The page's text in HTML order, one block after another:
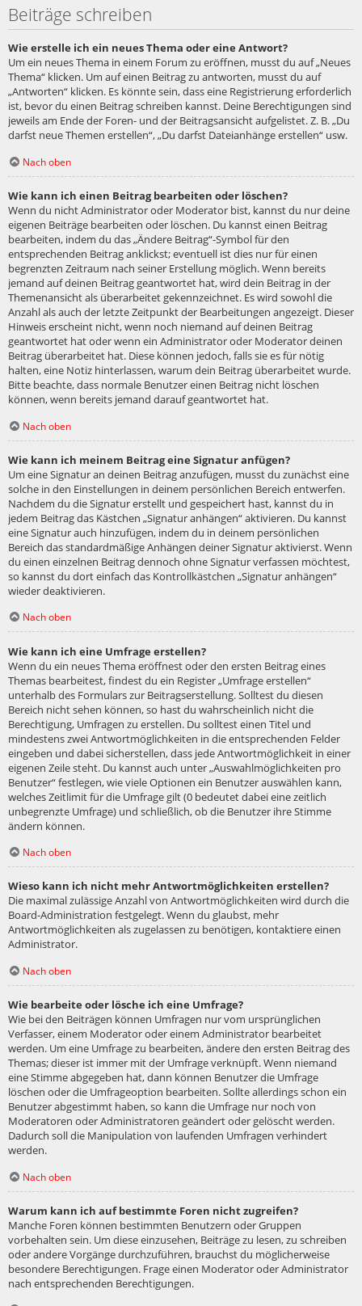
Beiträge schreiben
Wie erstelle ich ein neues Thema oder eine Antwort?
Um ein neues Thema in einem Forum zu eröffnen, musst du auf „Neues
Thema“ klicken. Um auf einen Beitrag zu antworten, musst du auf
„Antworten“ klicken. Es könnte sein, dass eine Registrierung erforderlich
ist, bevor du einen Beitrag schreiben kannst. Deine Berechtigungen sind
jeweils am Ende der Foren- und der Beitragsansicht aufgelistet. Z. B. „Du
darfst neue Themen erstellen“, „Du darfst Dateianhänge erstellen“ usw.
Nach oben
Wie kann ich einen Beitrag bearbeiten oder löschen?
Wenn du nicht Administrator oder Moderator bist, kannst du nur deine
eigenen Beiträge bearbeiten oder löschen. Du kannst einen Beitrag
bearbeiten, indem du das „Ändere Beitrag“-Symbol für den
entsprechenden Beitrag anklickst; eventuell ist dies nur für einen
begrenzten Zeitraum nach seiner Erstellung möglich. Wenn bereits
jemand auf deinen Beitrag geantwortet hat, wird dein Beitrag in der
Themenansicht als überarbeitet gekennzeichnet. Es wird sowohl die
Anzahl als auch der letzte Zeitpunkt der Bearbeitungen angezeigt. Dieser
Hinweis erscheint nicht, wenn noch niemand auf deinen Beitrag
geantwortet hat oder wenn ein Administrator oder Moderator deinen
Beitrag überarbeitet hat. Diese können jedoch, falls sie es für nötig
halten, eine Notiz hinterlassen, warum dein Beitrag überarbeitet wurde.
Bitte beachte, dass normale Benutzer einen Beitrag nicht löschen
können, wenn bereits jemand darauf geantwortet hat.
Nach oben
Wie kann ich meinem Beitrag eine Signatur anfügen?
Um eine Signatur an deinen Beitrag anzufügen, musst du zunächst eine
solche in den Einstellungen in deinem persönlichen Bereich entwerfen.
Nachdem du die Signatur erstellt und gespeichert hast, kannst du in
jedem Beitrag das Kästchen „Signatur anhängen“ aktivieren. Du kannst
eine Signatur auch hinzufügen, indem du in deinem persönlichen
Bereich das standardmäßige Anhängen deiner Signatur aktivierst. Wenn
du einen einzelnen Beitrag dennoch ohne Signatur verfassen möchtest,
so kannst du dort einfach das Kontrollkästchen „Signatur anhängen“
wieder deaktivieren.
Nach oben
Wie kann ich eine Umfrage erstellen?
Wenn du ein neues Thema eröffnest oder den ersten Beitrag eines
Themas bearbeitest, findest du ein Register „Umfrage erstellen“
unterhalb des Formulars zur Beitragserstellung. Solltest du diesen
Bereich nicht sehen können, so hast du wahrscheinlich nicht die
Berechtigung, Umfragen zu erstellen. Du solltest einen Titel und
mindestens zwei Antwortmöglichkeiten in die entsprechenden Felder
eingeben und dabei sicherstellen, dass jede Antwortmöglichkeit in einer
eigenen Zeile steht. Du kannst auch unter „Auswahlmöglichkeiten pro
Benutzer“ festlegen, wie viele Optionen ein Benutzer auswählen kann,
welches Zeitlimit für die Umfrage gilt (0 bedeutet dabei eine zeitlich
unbegrenzte Umfrage) und schließlich, ob die Benutzer ihre Stimme
ändern können.
Nach oben
Wieso kann ich nicht mehr Antwortmöglichkeiten erstellen?
Die maximal zulässige Anzahl von Antwortmöglichkeiten wird durch die
Board-Administration festgelegt. Wenn du glaubst, mehr
Antwortmöglichkeiten als zugelassen zu benötigen, kontaktiere einen
Administrator.
Nach oben
Wie bearbeite oder lösche ich eine Umfrage?
Wie bei den Beiträgen können Umfragen nur vom ursprünglichen
Verfasser, einem Moderator oder einem Administrator bearbeitet
werden. Um eine Umfrage zu bearbeiten, ändere den ersten Beitrag des
Themas; dieser ist immer mit der Umfrage verknüpft. Wenn niemand
eine Stimme abgegeben hat, dann können Benutzer die Umfrage
löschen oder die Umfrageoption bearbeiten. Sollte allerdings schon ein
Benutzer abgestimmt haben, so kann die Umfrage nur noch von
Moderatoren oder Administratoren geändert oder gelöscht werden.
Dadurch soll die Manipulation von laufenden Umfragen verhindert
werden.
Nach oben
Warum kann ich auf bestimmte Foren nicht zugreifen?
Manche Foren können bestimmten Benutzern oder Gruppen
vorbehalten sein. Um diese einzusehen, Beiträge zu lesen, zu schreiben
oder andere Vorgänge durchzuführen, brauchst du möglicherweise
besondere Berechtigungen. Frage einen Moderator oder Administrator
nach entsprechenden Berechtigungen.